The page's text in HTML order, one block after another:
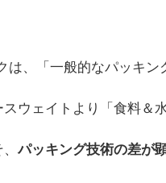
、「一般的なパッキン
ウェイトより「食料＆
、パッキング技術の差が